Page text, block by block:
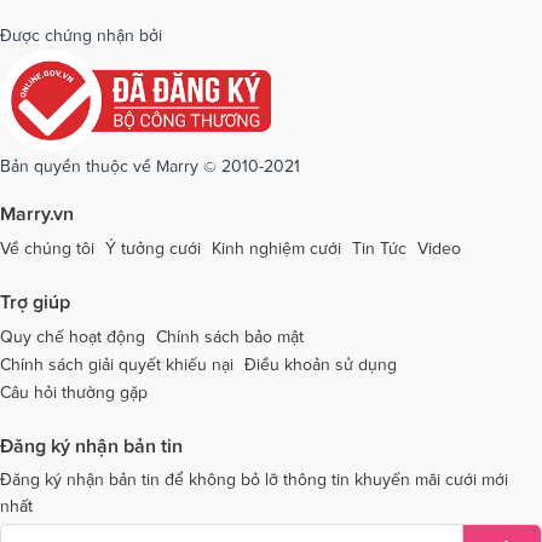
Dịch vụ cưới tại Quảng Ngãi
Dịch vụ cưới tại Quảng Ninh
Dịch vụ cưới tại Sóc Trăng Dịch vụ cưới tại Sơn La
Dịch vụ cưới tại Thái Bình Dịch vụ cưới tại Thanh Hóa
Dịch vụ cưới tại Thừa Thiên - Huế
Dịch vụ cưới tại An Giang Dịch vụ cưới tại Trà Vinh
Dịch vụ cưới tại Tuyên Quang
Dịch vụ cưới tại Bà Rịa - Vũng TàuDịch vụ cưới tại Bắc Giang
Dịch vụ cưới tại Bắc Kạn
Được chứng nhận bởi
Bản quyền thuộc về Marry © 2010-2021
Marry.vn
Về chúng tôi Ý tưởng cưới Kinh nghiệm cưới Tin Tức Video
Trợ giúp
Quy chế hoạt động
Chính sách bảo mật
Chính sách giải quyết khiếu nại Điều khoản sử dụng
Câu hỏi thường gặp
Đăng ký nhận bản tin
Đăng ký nhận bản tin để không bỏ lỡ thông tin khuyến mãi cưới mới
nhất